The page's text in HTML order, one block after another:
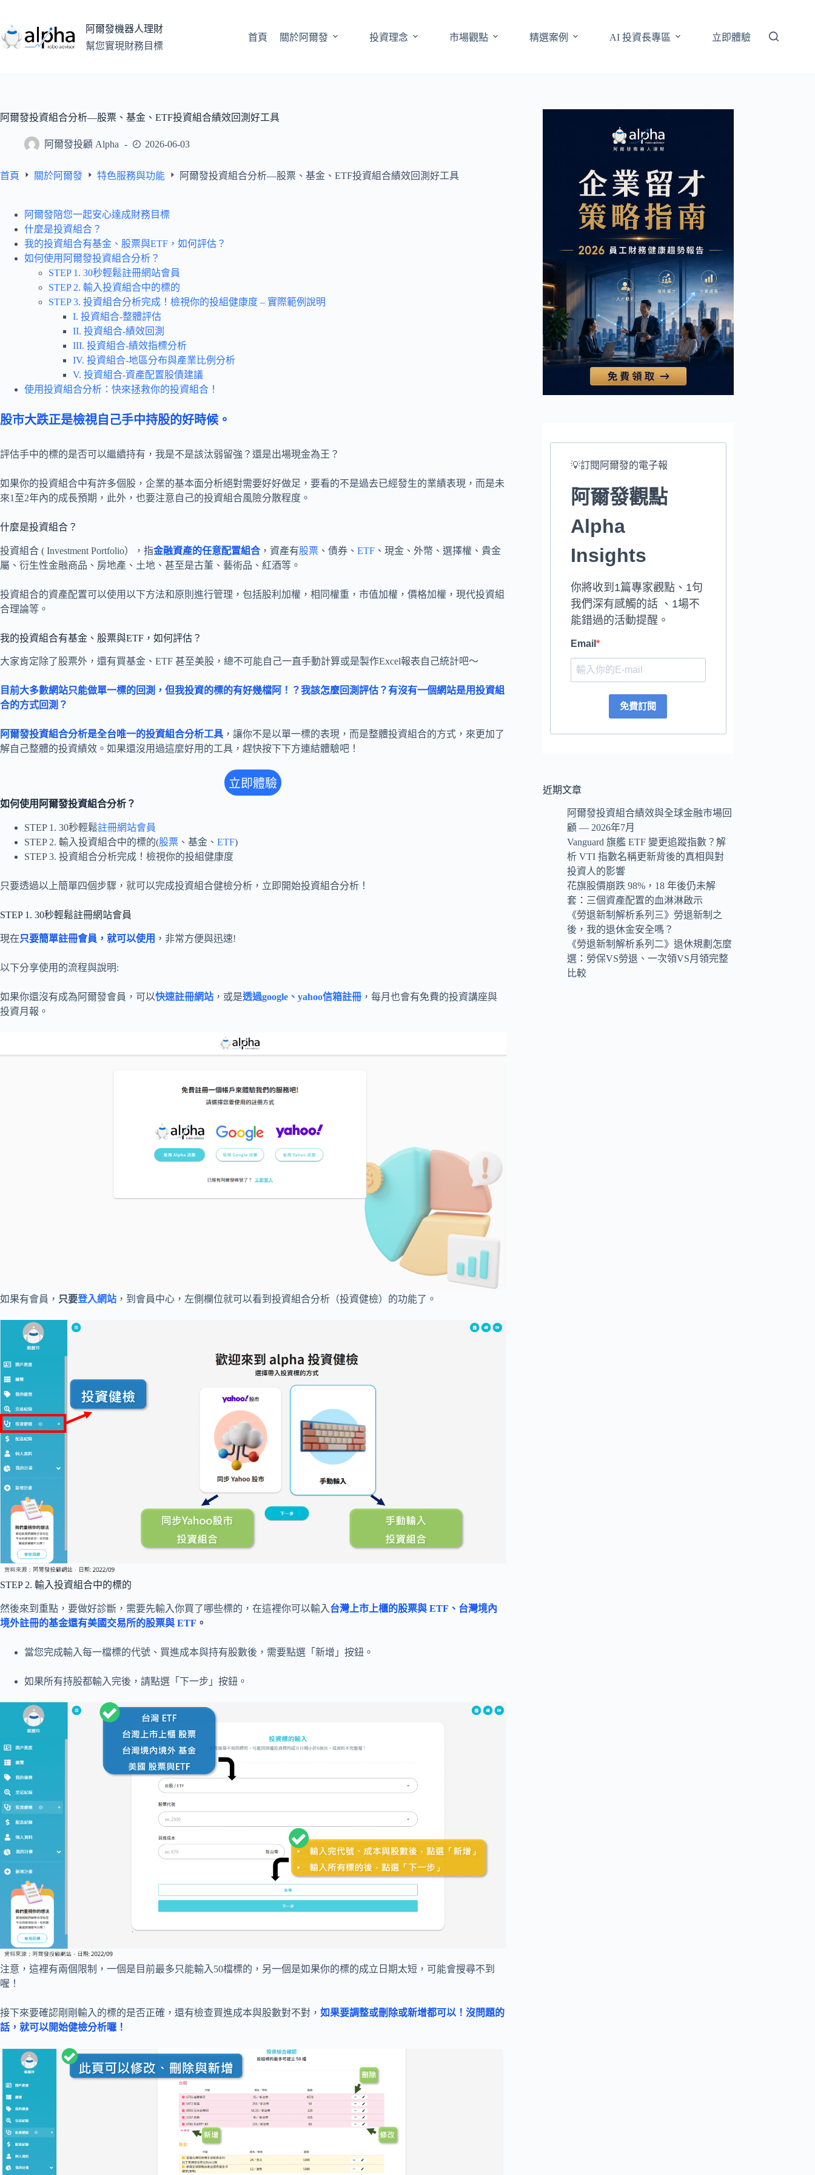
主
要
阿爾發機器人理財
幫您實現財務目標
首頁 關於阿爾發 投資理念 市場觀點 精選案例 AI 投資長專區 立即體驗
阿爾發投資組合分析—股票、基金、ETF投資組合績效回測好工具
阿爾發投顧 Alpha 2026-06-03
首頁 關於阿爾發 特色服務與功能 阿爾發投資組合分析—股票、基金、ETF投資組合績效回測好工具
阿爾發陪您一起安心達成財務目標
什麼是投資組合？
我的投資組合有基金、股票與ETF，如何評估？
如何使用阿爾發投資組合分析？
STEP 1. 30秒輕鬆註冊網站會員
STEP 2. 輸入投資組合中的標的
STEP 3. 投資組合分析完成！檢視你的投組健康度 – 實際範例說明
I. 投資組合-整體評估
II. 投資組合-績效回測
III. 投資組合-績效指標分析
IV. 投資組合-地區分布與產業比例分析
V. 投資組合-資產配置股債建議
使用投資組合分析：快來拯救你的投資組合！
股市大跌正是檢視自己手中持股的好時候。
評估手中的標的是否可以繼續持有，我是不是該汰弱留強？還是出場現金為王？
如果你的投資組合中有許多個股，企業的基本面分析絕對需要好好做足，要看的不是過去已經發生的業績表現，而是未
來1至2年內的成長預期，此外，也要注意自己的投資組合風險分散程度。
什麼是投資組合？
投資組合 ( Investment Portfolio），指金融資產的任意配置組合 ，資產有股票 、債券、 ETF 、現金、外幣、選擇權、貴金
屬、衍生性金融商品、房地產、土地、甚至是古董、藝術品、紅酒等。
投資組合的資產配置可以使用以下方法和原則進行管理，包括股利加權，相同權重，市值加權，價格加權，現代投資組
合理論等。
我的投資組合有基金、股票與ETF，如何評估？
大家肯定除了股票外，還有買基金、ETF 甚至美股，總不可能自己一直手動計算或是製作Excel報表自己統計吧～
目前大多數網站只能做單一標的回測，但我投資的標的有好幾檔阿！？我該怎麼回測評估？有沒有一個網站是用投資組
合的方式回測？
阿爾發投資組合分析是全台唯一的投資組合分析工具 ，讓你不是以單一標的表現，而是整體投資組合的方式，來更加了
解自己整體的投資績效。如果還沒用過這麼好用的工具，趕快按下下方連結體驗吧！
立即體驗
如何使用阿爾發投資組合分析？
STEP 1. 30秒輕鬆註冊網站會員
STEP 2. 輸入投資組合中的標的(股票 、基金、 ETF)
STEP 3. 投資組合分析完成！檢視你的投組健康度
只要透過以上簡單四個步驟，就可以完成投資組合健檢分析，立即開始投資組合分析！
STEP 1. 30秒輕鬆註冊網站會員
現在只要簡單註冊會員，就可以使用 ，非常方便與迅速!
以下分享使用的流程與說明:
如果你還沒有成為阿爾發會員，可以快速註冊網站 ，或是透過google、yahoo信箱註冊 ，每月也會有免費的投資講座與
投資月報。
如果有會員， 只要登入網站 ，到會員中心，左側欄位就可以看到投資組合分析（投資健檢）的功能了。
STEP 2. 輸入投資組合中的標的
然後來到重點，要做好診斷，需要先輸入你買了哪些標的，在這裡你可以輸入 台灣上市上櫃的股票與 ETF、台灣境內
境外註冊的基金還有美國交易所的股票與 ETF 。
當您完成輸入每一檔標的代號、買進成本與持有股數後，需要點選「新增」按鈕。
如果所有持股都輸入完後，請點選「下一步」按鈕。
注意，這裡有兩個限制，一個是目前最多只能輸入50檔標的，另一個是如果你的標的成立日期太短，可能會搜尋不到
喔！
接下來要確認剛剛輸入的標的是否正確，還有檢查買進成本與股數對不對， 如果要調整或刪除或新增都可以！沒問題的
話，就可以開始健檢分析囉！
💡訂閱阿爾發的電子報
阿爾發觀點
Alpha
Insights
你將收到1篇專家觀點、1句
我們深有感觸的話 、1場不
能錯過的活動提醒。
Email
免費訂閱
近期文章
阿爾發投資組合績效與全球金融市場回
顧 — 2026年7月
Vanguard 旗艦 ETF 變更追蹤指數？解
析 VTI 指數名稱更新背後的真相與對
投資人的影響
花旗股價崩跌 98%，18 年後仍未解
套：三個資產配置的血淋淋啟示
《勞退新制解析系列三》勞退新制之
後，我的退休金安全嗎？
《勞退新制解析系列二》退休規劃怎麼
選：勞保VS勞退、一次領VS月領完整
比較